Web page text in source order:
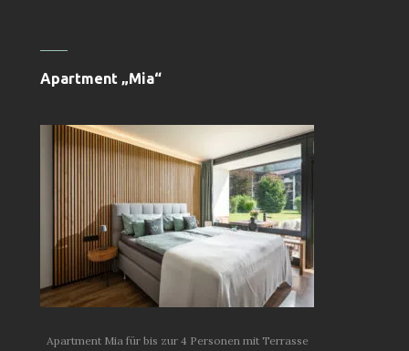
Apartment „Mia“
Apartment Mia für bis zur 4 Personen mit Terrasse